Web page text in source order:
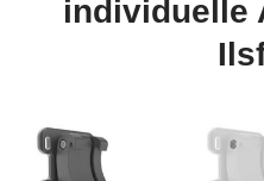
individuelle